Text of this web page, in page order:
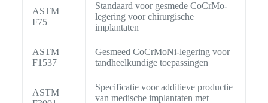
ASTM
F75
Standaard voor gesmede CoCrMo-
legering voor chirurgische
implantaten
ASTM
F1537
Gesmeed CoCrMoNi-legering voor
tandheelkundige toepassingen
ASTM
Specificatie voor additieve productie
van medische implantaten met